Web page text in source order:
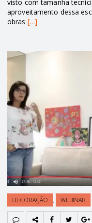
visto com tamanha
aproveitamento dessa
obras […]
DECORAÇÃO , WEBINAR